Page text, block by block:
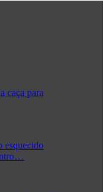
caça para
esquecido